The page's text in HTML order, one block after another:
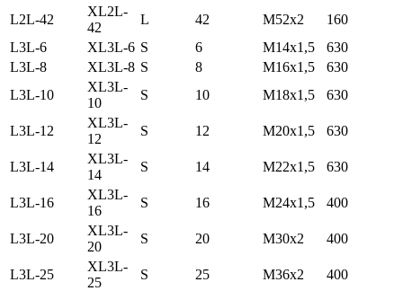
L2L-42
ХL2L-
42
L 42 M52x2
160
L3L-6
ХL3L-6 S 6 M14x1,5
630
L3L-8
ХL3L-8 S 8 M16x1,5
630
L3L-10
ХL3L-
10
S 10 M18x1,5 630
L3L-12
ХL3L-
12
S 12 M20x1,5 630
L3L-14
ХL3L-
14
S 14 M22x1,5 630
L3L-16
ХL3L-
16
S 16 M24x1,5 400
L3L-20
ХL3L-
20
S 20 M30x2 400
L3L-25
ХL3L-
25
S 25 M36x2 400